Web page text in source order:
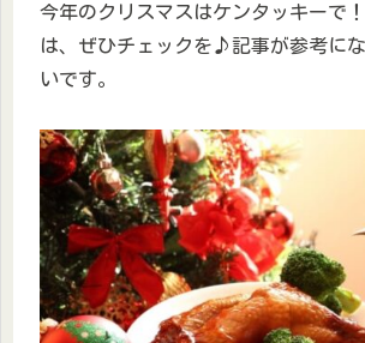
今年のクリスマスはケンタッキーで
は、ぜひチェックを♪記事が参考に
いです。